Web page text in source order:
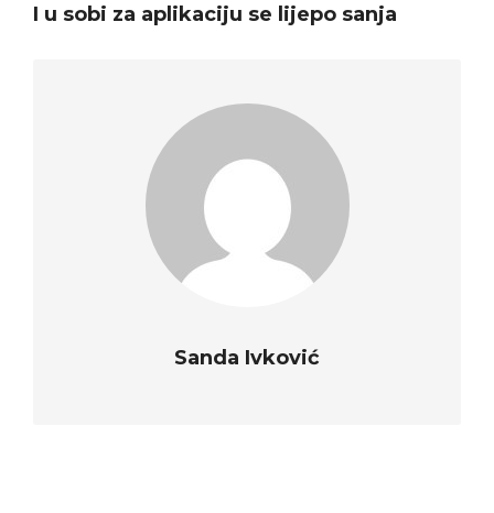
I u sobi za aplikaciju se lijepo sanja
Sanda Ivković